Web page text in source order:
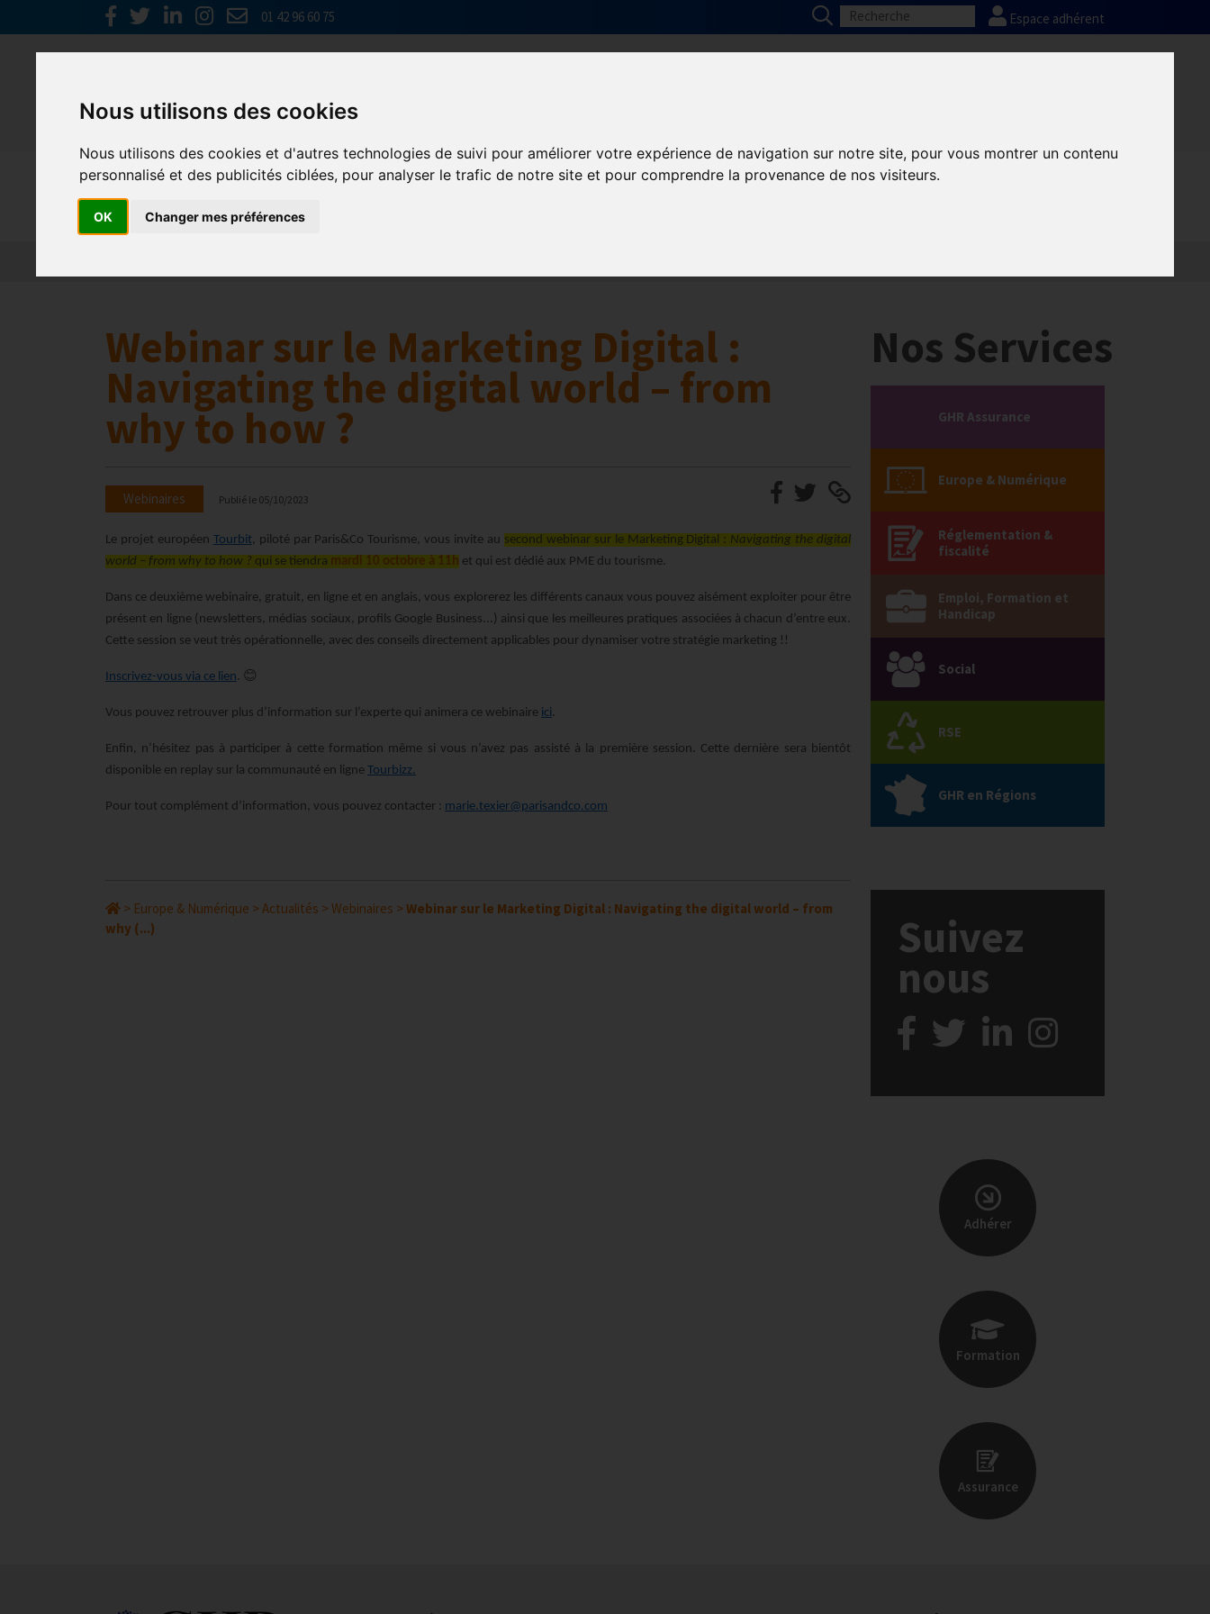
Nous utilisons des cookies
Nous utilisons des cookies et d'autres technologies de suivi pour améliorer votre expérience de navigation sur notre site, pour vous montrer un contenu
personnalisé et des publicités ciblées, pour analyser le trafic de notre site et pour comprendre la provenance de nos visiteurs.
OK Changer mes préférences
01 42 96 60 75 Espace adhérent
Europe & Numérique
Webinar sur le Marketing Digital :
Navigating the digital world – from
why to how ?
Webinaires Publié le 05/10/2023
Le projet européen Tourbit, piloté par Paris&Co Tourisme, vous invite au second webinar sur le Marketing Digital : Navigating the digital
world – from why to how ? qui se tiendra mardi 10 octobre à 11h et qui est dédié aux PME du tourisme.
Dans ce deuxième webinaire, gratuit, en ligne et en anglais, vous explorerez les différents canaux vous pouvez aisément exploiter pour être
présent en ligne (newsletters, médias sociaux, profils Google Business...) ainsi que les meilleures pratiques associées à chacun d’entre eux.
Cette session se veut très opérationnelle, avec des conseils directement applicables pour dynamiser votre stratégie marketing !!
Inscrivez-vous via ce lien. 😊
Vous pouvez retrouver plus d’information sur l’experte qui animera ce webinaire ici.
Enfin, n’hésitez pas à participer à cette formation même si vous n’avez pas assisté à la première session. Cette dernière sera bientôt
disponible en replay sur la communauté en ligne Tourbizz.
Pour tout complément d’information, vous pouvez contacter : marie.texier@parisandco.com
> Europe & Numérique >Actualités >Webinaires >Webinar sur le Marketing Digital : Navigating the digital world – from
why (...)
Nos Services
GHR Assurance
Europe & Numérique
Réglementation &
fiscalité
Emploi, Formation et
Handicap
Social
RSE
GHR en Régions
Suivez
nous
Adhérer
Formation
Assurance